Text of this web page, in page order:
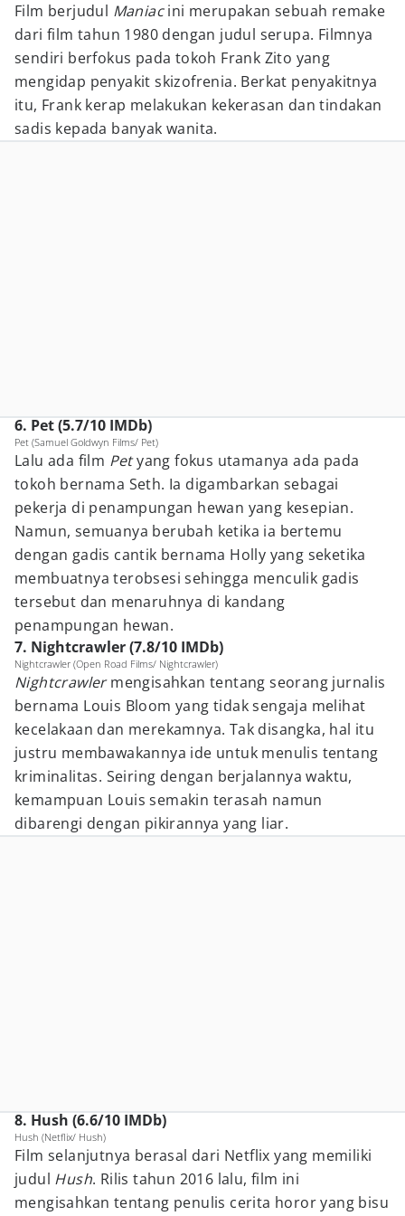
Film berjudul Maniacini merupakan sebuah remake
dari film tahun 1980 dengan judul serupa. Filmnya
sendiri berfokus pada tokoh Frank Zito yang
mengidap penyakit skizofrenia. Berkat penyakitnya
itu, Frank kerap melakukan kekerasan dan tindakan
sadis kepada banyak wanita.
6. Pet (5.7/10 IMDb)
Pet (Samuel Goldwyn Films/ Pet)
Lalu ada film Petyang fokus utamanya ada pada
tokoh bernama Seth. Ia digambarkan sebagai
pekerja di penampungan hewan yang kesepian.
Namun, semuanya berubah ketika ia bertemu
dengan gadis cantik bernama Holly yang seketika
membuatnya terobsesi sehingga menculik gadis
tersebut dan menaruhnya di kandang
penampungan hewan.
7. Nightcrawler (7.8/10 IMDb)
Nightcrawler (Open Road Films/ Nightcrawler)
Nightcrawlermengisahkan tentang seorang jurnalis
bernama Louis Bloom yang tidak sengaja melihat
kecelakaan dan merekamnya. Tak disangka, hal itu
justru membawakannya ide untuk menulis tentang
kriminalitas. Seiring dengan berjalannya waktu,
kemampuan Louis semakin terasah namun
dibarengi dengan pikirannya yang liar.
8. Hush (6.6/10 IMDb)
Hush (Netflix/ Hush)
Film selanjutnya berasal dari Netflix yang memiliki
judul Hush. Rilis tahun 2016 lalu, film ini
mengisahkan tentang penulis cerita horor yang bisu